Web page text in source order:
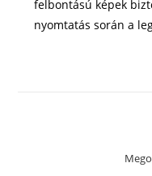
felbontású képek
nyomtatás során a